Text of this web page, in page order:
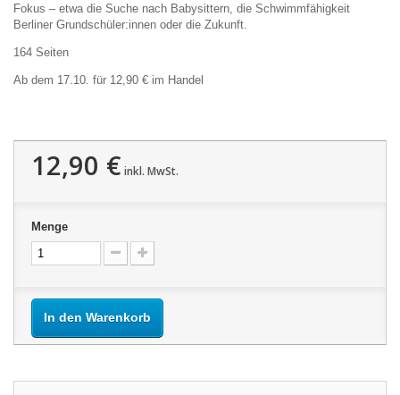
Fokus – etwa die Suche nach Babysittern, die Schwimmfähigkeit
Berliner Grundschüler:innen oder die Zukunft.
164 Seiten
Ab dem 17.10. für 12,90 € im Handel
12,90 € inkl. MwSt.
Menge
In den Warenkorb